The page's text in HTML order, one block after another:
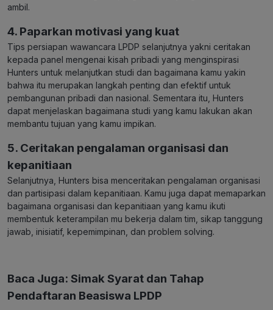
ambil.
4. Paparkan motivasi yang kuat
Tips persiapan wawancara LPDP selanjutnya yakni ceritakan
kepada panel mengenai kisah pribadi yang menginspirasi
Hunters untuk melanjutkan studi dan bagaimana kamu yakin
bahwa itu merupakan langkah penting dan efektif untuk
pembangunan pribadi dan nasional. Sementara itu, Hunters
dapat menjelaskan bagaimana studi yang kamu lakukan akan
membantu tujuan yang kamu impikan.
5. Ceritakan pengalaman organisasi dan
kepanitiaan
Selanjutnya, Hunters bisa menceritakan pengalaman organisasi
dan partisipasi dalam kepanitiaan. Kamu juga dapat memaparkan
bagaimana organisasi dan kepanitiaan yang kamu ikuti
membentuk keterampilan mu bekerja dalam tim, sikap tanggung
jawab, inisiatif, kepemimpinan, dan problem solving.
Baca Juga: Simak Syarat dan Tahap
Pendaftaran Beasiswa LPDP